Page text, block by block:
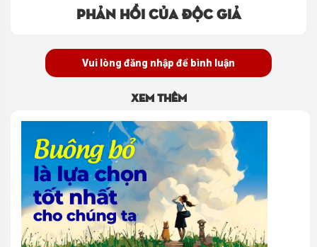
Phản hồi của độc giả
Vui lòng đăng nhập để bình luận
Xem thêm